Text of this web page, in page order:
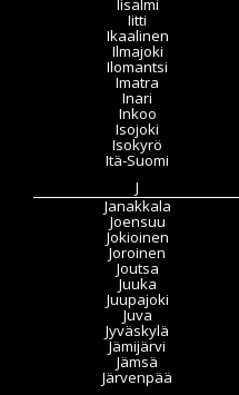
Iitti
Ikaalinen
Ilmajoki
Ilomantsi
Imatra
Inari
Inkoo
Isojoki
Isokyrö
Itä-Suomi
J
Janakkala
Joensuu
Jokioinen
Joroinen
Joutsa
Juuka
Juupajoki
Juva
Jyväskylä
Jämijärvi
Jämsä
Järvenpää